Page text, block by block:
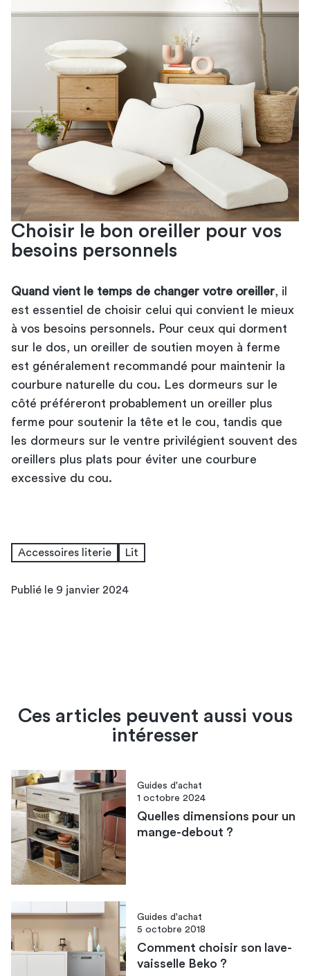
Choisir le bon oreiller pour vos
besoins personnels
Quand vient le temps de changer votre oreiller , il
est essentiel de choisir celui qui convient le mieux
à vos besoins personnels. Pour ceux qui dorment
sur le dos, un oreiller de soutien moyen à ferme
est généralement recommandé pour maintenir la
courbure naturelle du cou. Les dormeurs sur le
côté préféreront probablement un oreiller plus
ferme pour soutenir la tête et le cou, tandis que
les dormeurs sur le ventre privilégient souvent des
oreillers plus plats pour éviter une courbure
excessive du cou.
Accessoires literie Lit
Publié le 9 janvier 2024
Ces articles peuvent aussi vous
intéresser
Guides d'achat
1 octobre 2024
Quelles dimensions pour un
mange-debout ?
Guides d'achat
5 octobre 2018
Comment choisir son lave-
vaisselle Beko ?